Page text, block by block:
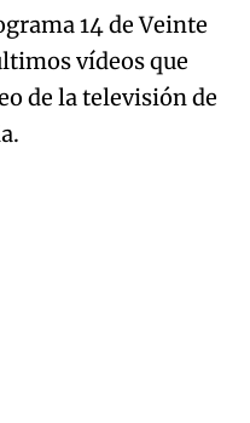
14 de Veinte
vídeos que
de la televisión de